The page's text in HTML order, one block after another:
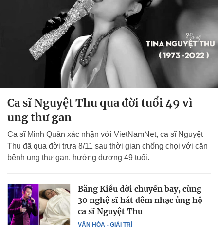
Ca sĩ Nguyệt Thu qua đời tuổi 49 vì
ung thư gan
Ca sĩ Minh Quân xác nhận với VietNamNet, ca sĩ Nguyệt
Thu đã qua đời trưa 8/11 sau thời gian chống chọi với căn
bệnh ung thư gan, hưởng dương 49 tuổi.
VĂN HÓA - GIẢI TRÍ
Bằng Kiều dời chuyến bay, cùng
30 nghệ sĩ hát đêm nhạc ủng hộ
ca sĩ Nguyệt Thu